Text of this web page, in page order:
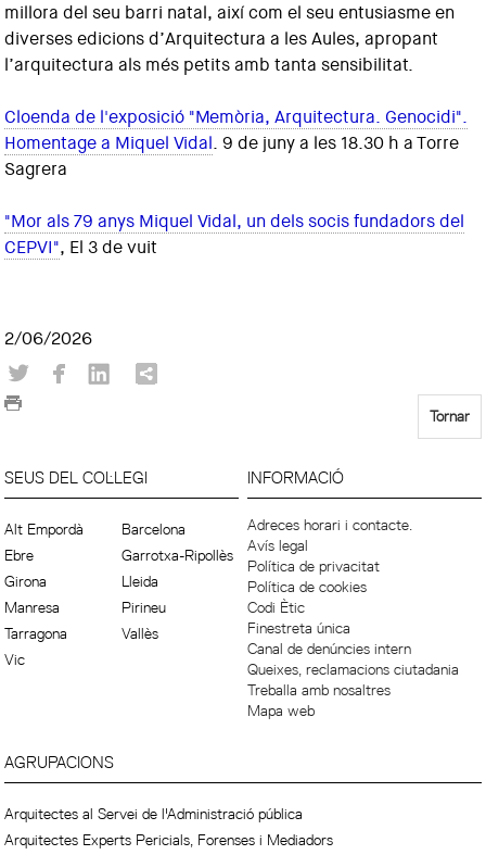
millora del seu barri natal, així com el seu entusiasme en
diverses edicions d’Arquitectura a les Aules, apropant
l’arquitectura als més petits amb tanta sensibilitat.
Cloenda de l'exposició "Memòria, Arquitectura. Genocidi".
Homentage a Miquel Vidal. 9 de juny a les 18.30 h a Torre
Sagrera
"Mor als 79 anys Miquel Vidal, un dels socis fundadors del
CEPVI", El 3 de vuit
2/06/2026
Tornar
SEUS DEL COL·LEGI
Alt Empordà
Barcelona
Ebre
Garrotxa-Ripollès
Girona
Lleida
Manresa
Pirineu
Tarragona
Vallès
Vic
INFORMACIÓ
Adreces horari i contacte.
Avís legal
Política de privacitat
Política de cookies
Codi Ètic
Finestreta única
Canal de denúncies intern
Queixes, reclamacions ciutadania
Treballa amb nosaltres
Mapa web
AGRUPACIONS
Arquitectes al Servei de l'Administració pública
Arquitectes Experts Pericials, Forenses i Mediadors